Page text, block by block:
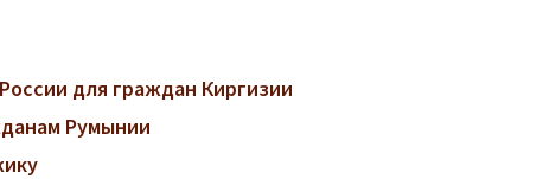
для граждан Киргизии
Румынии